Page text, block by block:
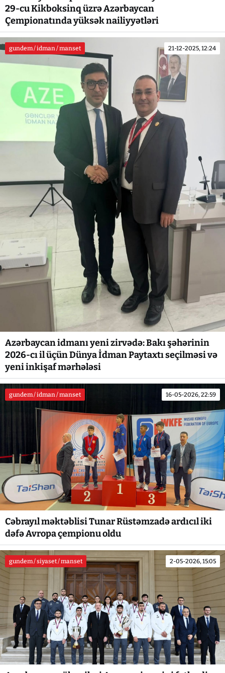
29-cu Kikboksinq üzrə Azərbaycan
Çempionatında yüksək nailiyyətləri
gundem / idman / manset 21-12-2025, 12:24
Azərbaycan idmanı yeni zirvədə: Bakı şəhərinin
2026-cı il üçün Dünya İdman Paytaxtı seçilməsi və
yeni inkişaf mərhələsi
gundem / idman / manset 16-05-2026, 22:59
Cəbrayıl məktəblisi Tunar Rüstəmzadə ardıcıl iki
dəfə Avropa çempionu oldu
gundem / siyaset / manset 2-05-2026, 15:05